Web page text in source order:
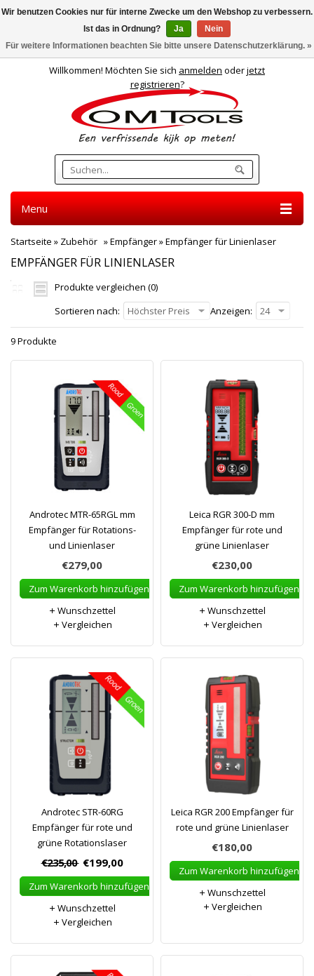
Willkommen! Möchten Sie sich anmelden oderjetzt
registrieren?
Menu
Startseite » Zubehör »Empfänger»Empfänger für Linienlaser
EMPFÄNGER FÜR LINIENLASER
Produkte vergleichen (0)
Sortieren nach:
Höchster Preis Anzeigen: 24
9 Produkte
Androtec MTR-65RGL mm
Empfänger für Rotations-
und Linienlaser
€279,00
Zum Warenkorb hinzufügen
Wunschzettel
Vergleichen
Leica RGR 300-D mm
Empfänger für rote und
grüne Linienlaser
€230,00
Zum Warenkorb hinzufügen
Wunschzettel
Vergleichen
Androtec STR-60RG
Empfänger für rote und
grüne Rotationslaser
€235,00 €199,00
Zum Warenkorb hinzufügen
Wunschzettel
Vergleichen
Leica RGR 200 Empfänger für
rote und grüne Linienlaser
€180,00
Zum Warenkorb hinzufügen
Wunschzettel
Vergleichen
Wir benutzen Cookies nur für interne Zwecke um den Webshop zu verbessern.
Ist das in Ordnung?
Ja
Nein
Für weitere Informationen beachten Sie bitte unsere Datenschutzerklärung. »